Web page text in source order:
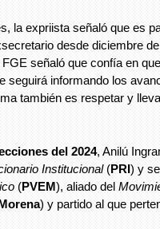
la expriista señaló que es
desde diciembre
señaló que confía en
seguirá informando los
también es respetar y
del 2024, Anilú
Institucional(PRI) y
(PVEM), aliado del
) y partido al que